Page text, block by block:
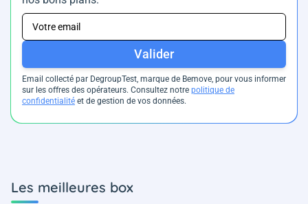
Valider
Email collecté par DegroupTest, marque de Bemove, pour vous informer
sur les offres des opérateurs. Consultez notre politique de
confidentialité et de gestion de vos données.
Les meilleures box